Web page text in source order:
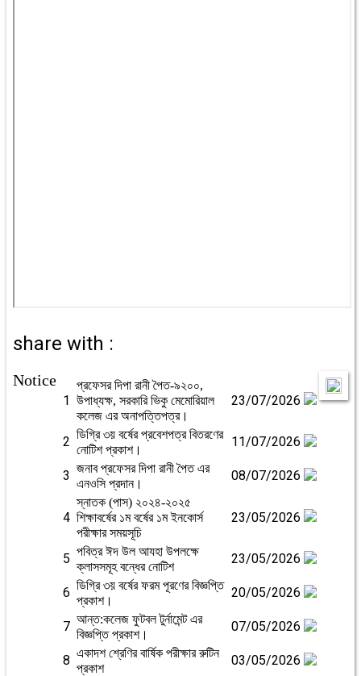
share with :
Notice
1
প্রফেসর দিপা রানী পৈত-৯২০০,
উপাধ্যক্ষ, সরকারি ভিকু মেমোরিয়াল
কলেজ এর অনাপত্তিপত্র।
23/07/2026
2 ডিগ্রি ৩য় বর্ষের প্রবেশপত্র বিতরণের
নোটিশ প্রকাশ।
11/07/2026
3 জনাব প্রফেসর দিপা রানী পৈত এর
এনওসি প্রদান।
08/07/2026
4
স্নাতক (পাস) ২০২৪-২০২৫
শিক্ষাবর্ষের ১ম বর্ষের ১ম ইনকোর্স
পরীক্ষার সময়সূচি
23/05/2026
5 পবিত্র ঈদ উল আযহা উপলক্ষে
ক্লাসসমূহ বন্ধের নোটিশ
23/05/2026
6 ডিগ্রি ৩য় বর্ষের ফরম পূরণের বিজ্ঞপ্তি
প্রকাশ।
20/05/2026
7 আন্ত:কলেজ ফুটবল টুর্নামেন্ট এর
বিজ্ঞপ্তি প্রকাশ।
07/05/2026
8 একাদশ শ্রেণির বার্ষিক পরীক্ষার রুটিন
প্রকাশ
03/05/2026